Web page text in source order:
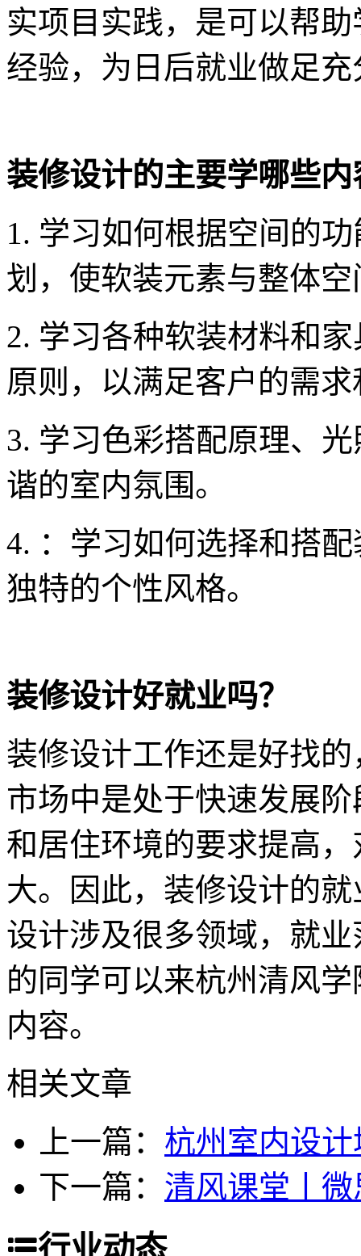
实项目实践，是可以帮
经验，为日后就业做足
装修设计的主要学哪些内
1. 学习如何根据空间的
划，使软装元素与整体
2. 学习各种软装材料和
原则，以满足客户的需
3. 学习色彩搭配原理、
谐的室内氛围。
4. ：学习如何选择和搭
独特的个性风格。
装修设计好就业吗？
装修设计工作还是好找
市场中是处于快速发展
和居住环境的要求提高
大。因此，装修设计的
设计涉及很多领域，就
的同学可以来杭州清风
内容。
相关文章
上一篇： 杭州室内设
下一篇： 清风课堂丨